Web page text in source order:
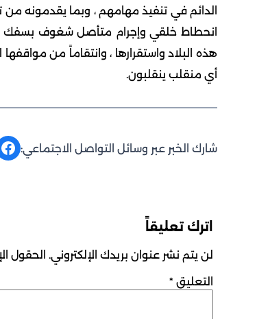
الدائم في تنفيذ مهامهم ، وبما يقدمونه
انحطاط خلقي وإجرام متأصل شغوف بسفك
هذه البلاد واستقرارها ، وانتقاماً من
أي منقلب ينقلبون.
شارك الخبر عبر وسائل التواصل الاجتماعي: Share on Facebook
اترك تعليقاً
لن يتم نشر عنوان بريدك الإلكتروني. الحقول
التعليق *